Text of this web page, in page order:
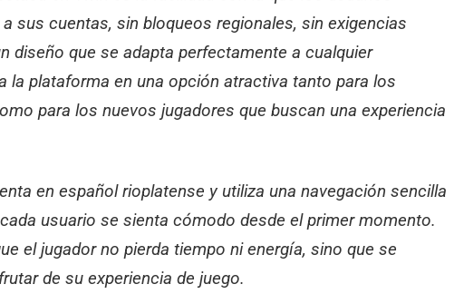
sus cuentas, sin bloqueos regionales, sin exigencias
diseño que se adapta perfectamente a cualquier
la plataforma en una opción atractiva tanto para los
para los nuevos jugadores que buscan una experiencia
en español rioplatense y utiliza una navegación sencilla
usuario se sienta cómodo desde el primer momento.
el jugador no pierda tiempo ni energía, sino que se
de su experiencia de juego.